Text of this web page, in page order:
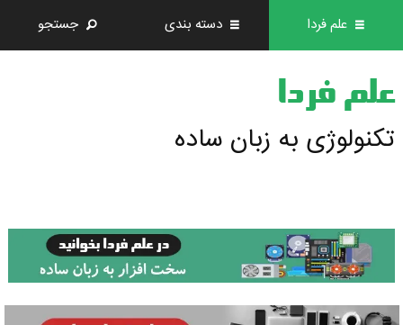
علم فردا دسته بندی جستجو
علم فردا
تکنولوژی به زبان ساده